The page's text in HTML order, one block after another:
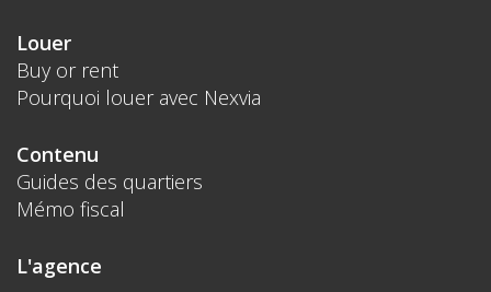
Louer
Buy or rent
Pourquoi louer avec Nexvia
Contenu
Guides des quartiers
Mémo fiscal
L'agence